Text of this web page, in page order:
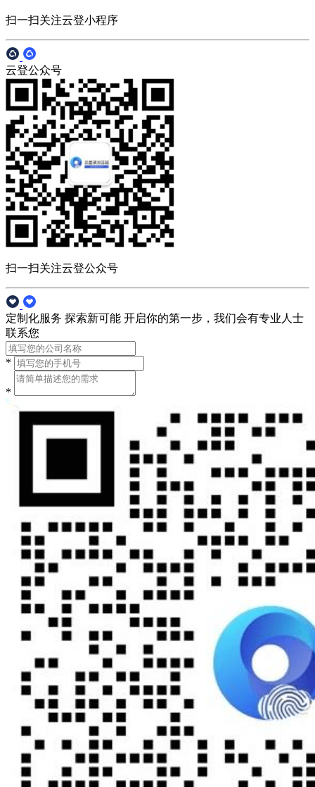
扫一扫关注云登小程序
云登公众号
扫一扫关注云登公众号
定制化服务 探索新可能 开启你的第一步，我们会有专业人士
联系您
*
*